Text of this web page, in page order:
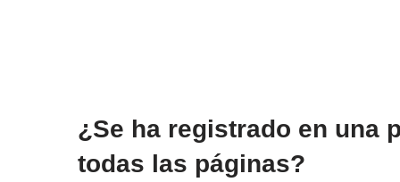
¿Se ha registrado en una
todas las páginas?